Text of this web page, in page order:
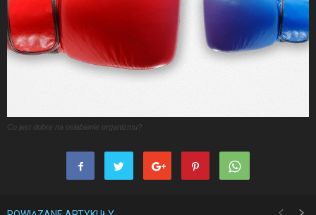
Co jest dobre na osłabienie organizmu?